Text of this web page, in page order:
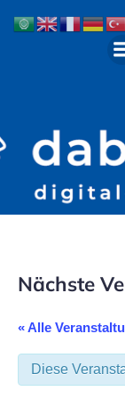
Nächste
« Alle
Diese